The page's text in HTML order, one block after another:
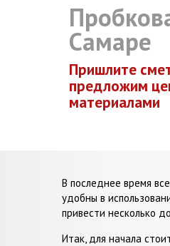
Самаре
Пришлите
предложим
материалами
В последнее время
удобны в
привести несколько
Итак, для начала